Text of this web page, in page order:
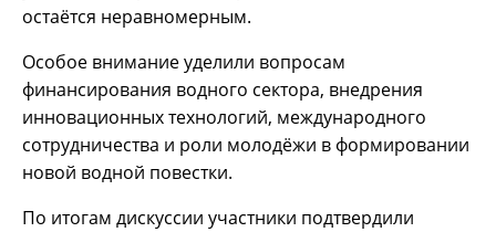
остаётся неравномерным.
Особое внимание уделили вопросам
финансирования водного сектора, внедрения
инновационных технологий, международного
сотрудничества и роли молодёжи в формировании
новой водной повестки.
По итогам дискуссии участники подтвердили